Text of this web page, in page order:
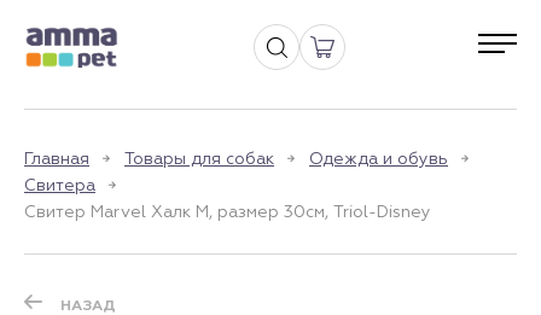
Главная Товары для собак
Одежда и обувь
Свитера
Свитер Marvel Халк M, размер 30см, Triol-Disney
НАЗАД